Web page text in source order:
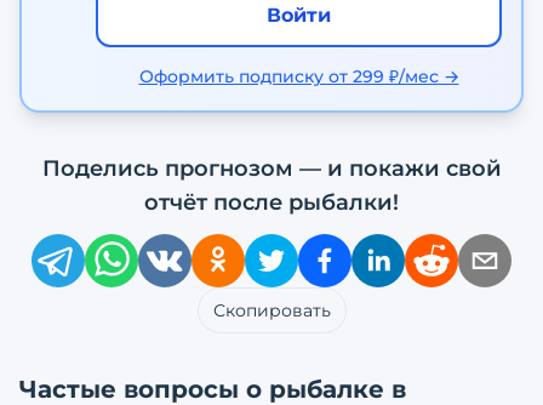
Войти
Оформить подписку от 299 ₽/мес →
Поделись прогнозом — и покажи свой
отчёт после рыбалки!
Скопировать
Частые вопросы о рыбалке в